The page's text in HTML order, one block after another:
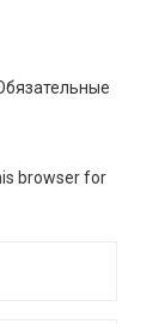
browser for